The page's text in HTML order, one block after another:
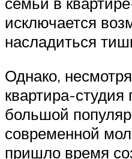
исключается
насладиться
Однако,
квартира-студия
большой
современной
пришло время